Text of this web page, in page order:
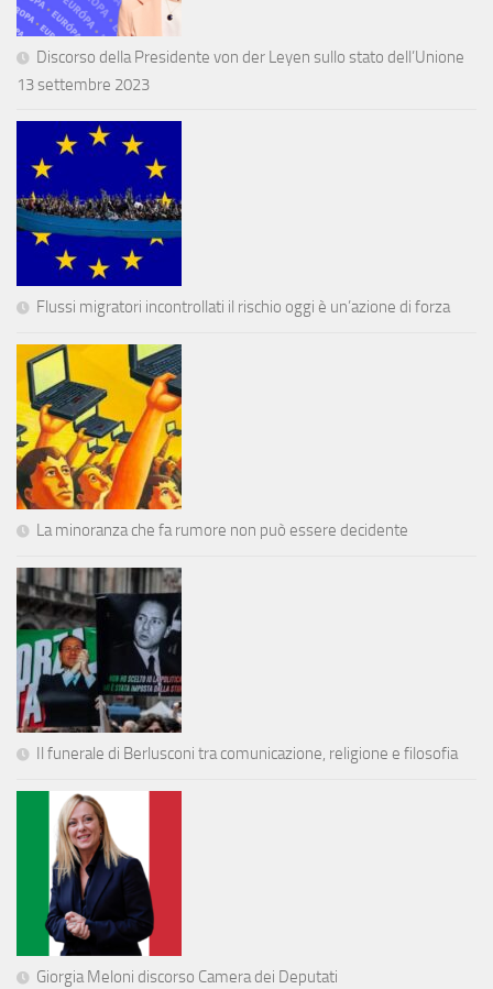
Discorso della Presidente von der Leyen sullo stato dell’Unione
13 settembre 2023
Flussi migratori incontrollati il rischio oggi è un’azione di forza
La minoranza che fa rumore non può essere decidente
Il funerale di Berlusconi tra comunicazione, religione e filosofia
Giorgia Meloni discorso Camera dei Deputati